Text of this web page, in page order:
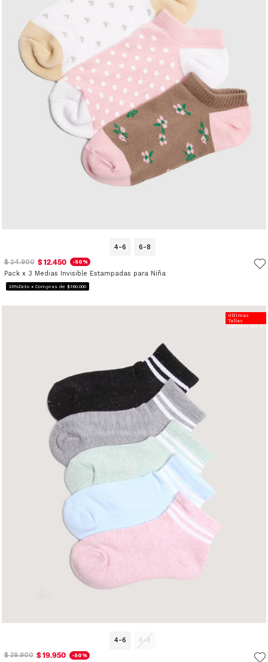
4-6 6-8
$ 24.900 $ 12.450 -50%
Pack x 3 Medias Invisible Estampadas para Niña
20%Dcto x Compras de $160.000
4-6 6-8
Últimas
Tallas
20%Dcto Extra
$ 39.900 $ 19.950 -50%